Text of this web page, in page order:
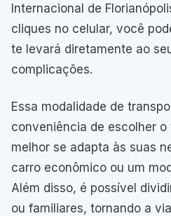
Internacional de
cliques no celular, você
te levará diretamente ao
complicações.
Essa modalidade de
conveniência de escolher
melhor se adapta às suas
carro econômico ou um
Além disso, é possível
ou familiares, tornando a